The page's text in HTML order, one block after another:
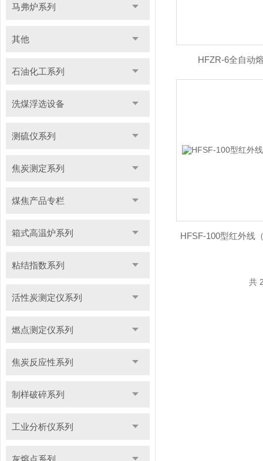
马弗炉系列
其他
石油化工系列
洗煤浮选设备
测硫仪系列
焦炭测定系列
煤焦产品专栏
箱式高温炉系列
粘结指数系列
活性炭测定仪系列
燃点测定仪系列
焦炭反应性系列
制样破碎系列
工业分析仪系列
灰熔点系列
HFZR-6全自动
HFSF-100型红外线
共